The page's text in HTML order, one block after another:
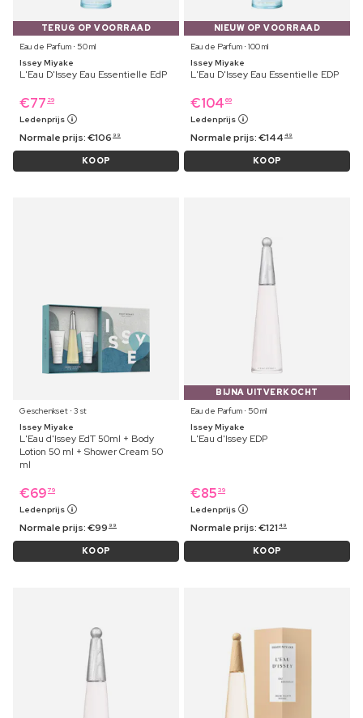
TERUG OP VOORRAAD
Eau de Parfum ⋅ 50 ml
Issey Miyake
L'Eau D'Issey Eau Essentielle EdP
€77 29
Ledenprijs
Normale prijs:€106 99
KOOP
NIEUW OP VOORRAAD
Eau de Parfum ⋅ 100 ml
Issey Miyake
L'Eau D'Issey Eau Essentielle EDP
€104 69
Ledenprijs
Normale prijs:€144 49
KOOP
Geschenkset ⋅ 3 st
Issey Miyake
L'Eau d'Issey EdT 50ml + Body
Lotion 50 ml + Shower Cream 50
ml
€69 79
Ledenprijs
Normale prijs:€99 99
KOOP
BIJNA UITVERKOCHT
Eau de Parfum ⋅ 50 ml
Issey Miyake
L'Eau d'Issey EDP
€85 39
Ledenprijs
Normale prijs:€121 49
KOOP